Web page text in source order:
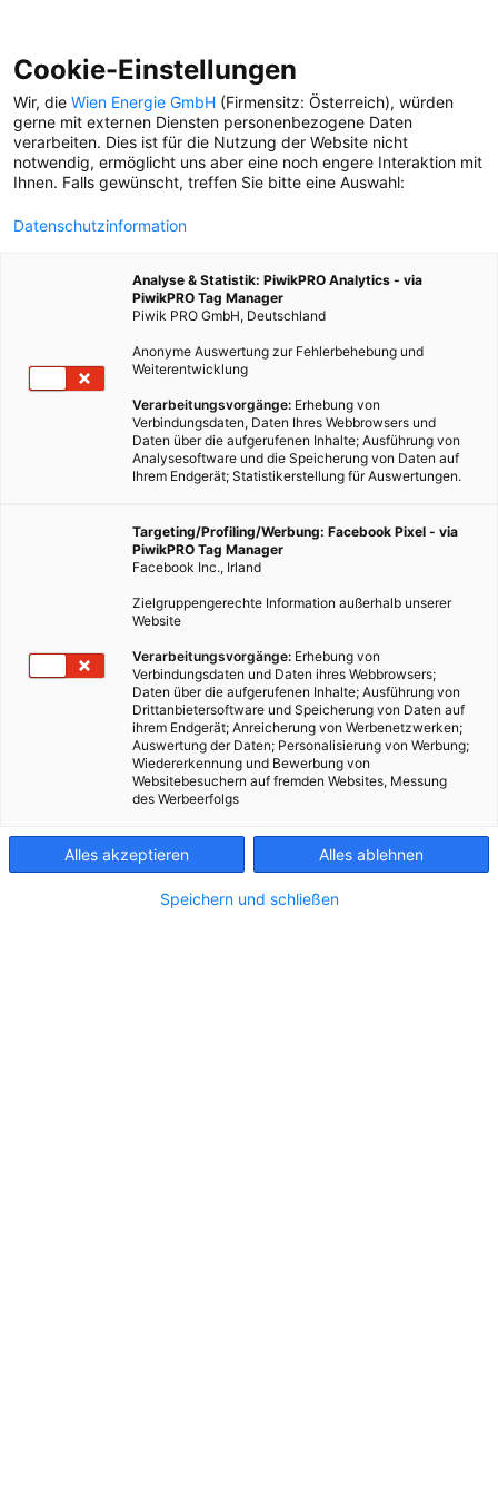
LAUFEN
den Wien-Marathon
wissen muss. Von einem,
der es wissen muss.
Zeig mir, wie du läufst
Cookie-Einstellungen
Wir, die Wien Energie GmbH (Firmensitz: Österreich), würden
gerne mit externen Diensten personenbezogene Daten
verarbeiten. Dies ist für die Nutzung der Website nicht
notwendig, ermöglicht uns aber eine noch engere Interaktion mit
Ihnen. Falls gewünscht, treffen Sie bitte eine Auswahl:
Datenschutzinformation
Analyse & Statistik: PiwikPRO Analytics - via
PiwikPRO Tag Manager
Piwik PRO GmbH, Deutschland
Anonyme Auswertung zur Fehlerbehebung und
Weiterentwicklung
Verarbeitungsvorgänge: Erhebung von
Verbindungsdaten, Daten Ihres Webbrowsers und
Daten über die aufgerufenen Inhalte; Ausführung von
Analysesoftware und die Speicherung von Daten auf
Ihrem Endgerät; Statistikerstellung für Auswertungen.
Targeting/Profiling/Werbung: Facebook Pixel - via
PiwikPRO Tag Manager
Facebook Inc., Irland
Zielgruppengerechte Information außerhalb unserer
Website
Verarbeitungsvorgänge: Erhebung von
Verbindungsdaten und Daten ihres Webbrowsers;
Daten über die aufgerufenen Inhalte; Ausführung von
Drittanbietersoftware und Speicherung von Daten auf
ihrem Endgerät; Anreicherung von Werbenetzwerken;
Auswertung der Daten; Personalisierung von Werbung;
Wiedererkennung und Bewerbung von
Websitebesuchern auf fremden Websites, Messung
des Werbeerfolgs
Alles akzeptieren Alles ablehnen
Speichern und schließen